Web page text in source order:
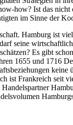
how? Ist das nicht
im Sinne der
Hamburg ist
seine
Es gibt
1655 und 1716
keine
ist Frankreich seit
Handelspartner